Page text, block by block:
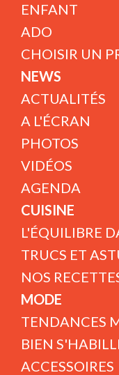
ENFANT
ADO
CHOISIR UN
NEWS
ACTUALITÉS
A L'ÉCRAN
PHOTOS
VIDÉOS
AGENDA
CUISINE
L'ÉQUILIBRE
TRUCS ET
NOS
MODE
TENDANCES
BIEN
ACCESSOIRES